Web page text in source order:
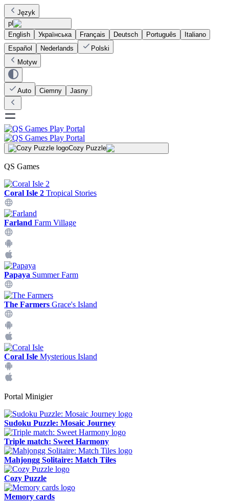
Język
pl
English
Українська Français Deutsch Português
Italiano
Español
Nederlands
Polski
Motyw
Auto Ciemny Jasny
Cozy Puzzle
QS Games
Coral Isle 2 Tropical Stories
Farland Farm Village
Papaya Summer Farm
The Farmers Grace's Island
Coral Isle Mysterious Island
Portal Minigier
Sudoku Puzzle: Mosaic Journey
Triple match: Sweet Harmony
Mahjongg Solitaire: Match Tiles
Cozy Puzzle
Memory cards